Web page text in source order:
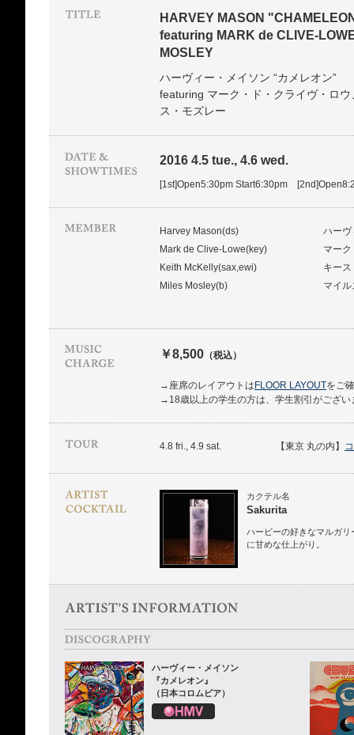
HARVEY MASON
featuring MARK de CLIVE-
MOSLEY
ハーヴィー・メイソン “カメレオン”
featuring マーク・ド・クライヴ・ロ
ス・モズレー
2016 4.5 tue., 4.6 wed.
[1st]Open5:30pm Start6:30pm
Harvey Mason(ds)
ハーヴ
Mark de Clive-Lowe(key)
マー
Keith McKelly(sax,ewi)
キー
Miles Mosley(b)
マイ
￥8,500 （税込）
→座席のレイアウトは FLOOR LAYOUTをご
→18歳以上の学生の方は、学生割引がござい
4.8 fri., 4.9 sat. 【東京 丸の内】
カクテル名
Sakurita
ハービーの好きなマルガ
に甘めな仕上がり。
ハーヴィー・メイソン
『カメレオン』
（日本コロムビア）